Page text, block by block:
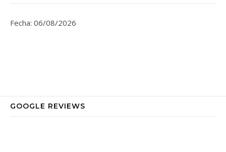
Fecha: 06/08/2026
GOOGLE REVIEWS